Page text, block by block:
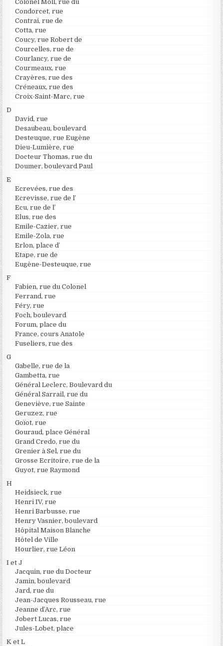
Colonel Moll, rue du
Condorcet, rue
Contrai, rue de
Cotta, rue
Coucy, rue Robert de
Courcelles, rue de
Courlancy, rue de
Courmeaux, rue
Crayères, rue des
Créneaux, rue des
Croix-Saint-Marc, rue
D
David, rue
Desaubeau, boulevard
Desteuque, rue Eugène
Dieu-Lumière, rue
Docteur Thomas, rue du
Doumer, boulevard Paul
E
Ecrevées, rue des
Ecrevisse, rue de l’
Ecu, rue de l’
Elus, rue des
Emile-Cazier, rue
Emile-Zola, rue
Erlon, place d’
Etape, rue de
Eugène-Desteuque, rue
F
Fabien, rue du Colonel
Ferrand, rue
Féry, rue
Foch, boulevard
Forum, place du
France, cours Anatole
Fuseliers, rue des
G
Gabelle, rue de la
Gambetta, rue
Général Leclerc, Boulevard du
Général Sarrail, rue du
Geneviève, rue Sainte
Geruzez, rue
Goïot, rue
Gouraud, place Général
Grand Credo, rue du
Grenier à Sel, rue du
Grosse Ecritoire, rue de la
Guyot, rue Raymond
H
Heidsieck, rue
Henri IV, rue
Henri Barbusse, rue
Henry Vasnier, boulevard
Hôpital Maison Blanche
Hôtel de Ville
Hourlier, rue Léon
I et J
Jacquin, rue du Docteur
Jamin, boulevard
Jard, rue du
Jean-Jacques Rousseau, rue
Jeanne d’Arc, rue
Jobert Lucas, rue
Jules-Lobet, place
K et L